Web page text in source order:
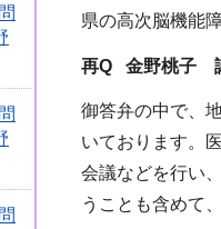
県の高次脳機能
再Q 金野桃子
御答弁の中で、
いております。
会議などを行い
うことも含めて